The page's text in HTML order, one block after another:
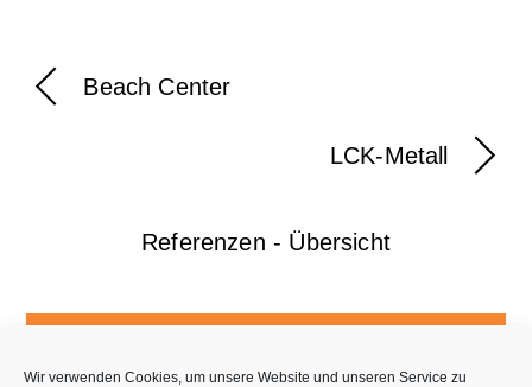
Wir verwenden Cookies, um unsere Website und unseren Service zu
Beach Center
LCK-Metall
Referenzen - Übersicht